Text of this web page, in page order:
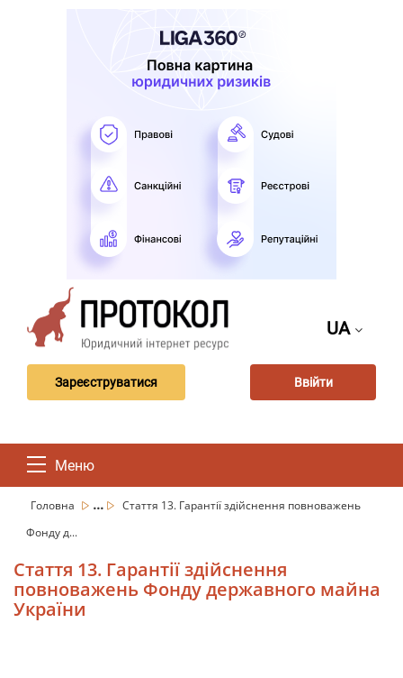
UA
Зареєструватися Ввійти
Меню
Головна ...
Стаття 13. Гарантії здійснення повноважень
Фонду д...
Стаття 13. Гарантії здійснення
повноважень Фонду державного майна
України